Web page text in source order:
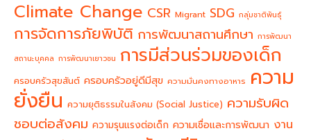
Climate Change CSR Migrant SDG กลุ่มชาติพันธุ์
การจัดการภัยพิบัติ การพัฒนาสถานศึกษา การพัฒนา
สถานะบุคคล การพัฒนาเยาวชน การมีส่วนร่วมของเด็ก
ครอบครัวสุขสันต์ ครอบครัวอยู่ดีมีสุข ความมั่นคงทางอาหาร ความ
ยั่งยืน ความยุติธรรมในสังคม (Social Justice) ความรับผิด
ชอบต่อสังคม ความรุนแรงต่อเด็ก ความเชื่อและการพัฒนา งาน